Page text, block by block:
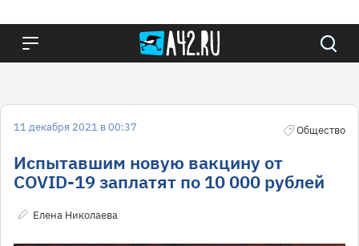
11 декабря 2021 в 00:37 Общество
Испытавшим новую вакцину от
COVID-19 заплатят по 10 000 рублей
Елена Николаева